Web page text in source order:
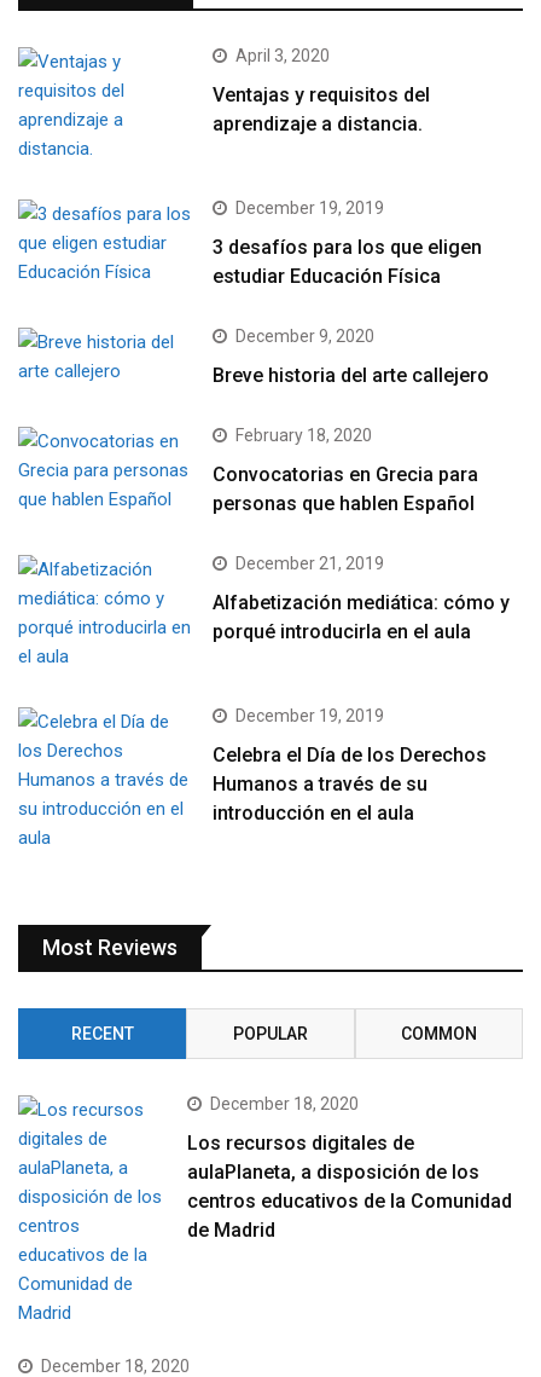
April 3, 2020
Ventajas y requisitos del
aprendizaje a distancia.
December 19, 2019
3 desafíos para los que eligen
estudiar Educación Física
December 9, 2020
Breve historia del arte callejero
February 18, 2020
Convocatorias en Grecia para
personas que hablen Español
December 21, 2019
Alfabetización mediática: cómo y
porqué introducirla en el aula
December 19, 2019
Celebra el Día de los Derechos
Humanos a través de su
introducción en el aula
Most Reviews
RECENT POPULAR COMMON
December 18, 2020
Los recursos digitales de
aulaPlaneta, a disposición de los
centros educativos de la Comunidad
de Madrid
December 18, 2020